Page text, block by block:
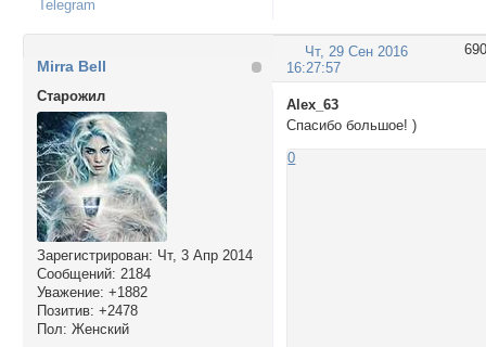
Telegram
690
Чт, 29 Сен 2016
16:27:57
Mirra Bell
Cтарожил
Зарегистрирован: Чт, 3 Апр 2014
Сообщений: 2184
Уважение: +1882
Позитив: +2478
Пол: Женский
Alex_63
Спасибо большое! )
0